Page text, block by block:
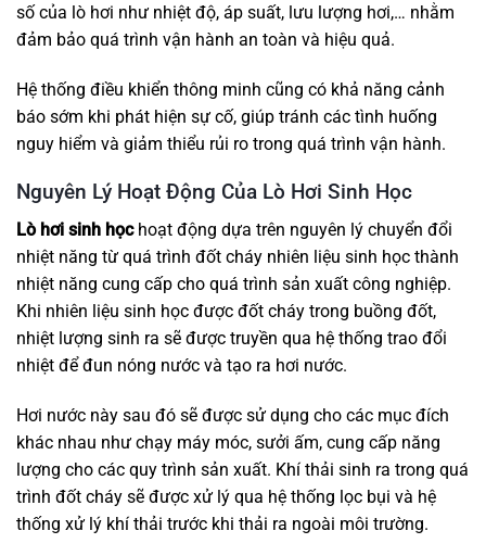
số của lò hơi như nhiệt độ, áp suất, lưu lượng hơi,… nhằm
đảm bảo quá trình vận hành an toàn và hiệu quả.
Hệ thống điều khiển thông minh cũng có khả năng cảnh
báo sớm khi phát hiện sự cố, giúp tránh các tình huống
nguy hiểm và giảm thiểu rủi ro trong quá trình vận hành.
Nguyên Lý Hoạt Động Của Lò Hơi Sinh Học
Lò hơi sinh họchoạt động dựa trên nguyên lý chuyển đổi
nhiệt năng từ quá trình đốt cháy nhiên liệu sinh học thành
nhiệt năng cung cấp cho quá trình sản xuất công nghiệp.
Khi nhiên liệu sinh học được đốt cháy trong buồng đốt,
nhiệt lượng sinh ra sẽ được truyền qua hệ thống trao đổi
nhiệt để đun nóng nước và tạo ra hơi nước.
Hơi nước này sau đó sẽ được sử dụng cho các mục đích
khác nhau như chạy máy móc, sưởi ấm, cung cấp năng
lượng cho các quy trình sản xuất. Khí thải sinh ra trong quá
trình đốt cháy sẽ được xử lý qua hệ thống lọc bụi và hệ
thống xử lý khí thải trước khi thải ra ngoài môi trường.